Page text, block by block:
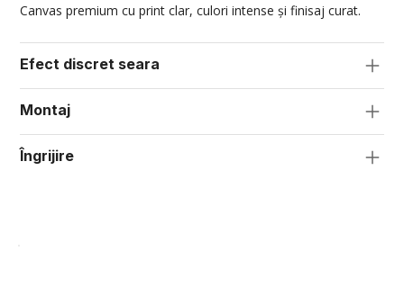
Canvas premium cu print clar, culori intense și finisaj curat.
Efect discret seara
Montaj
Îngrijire